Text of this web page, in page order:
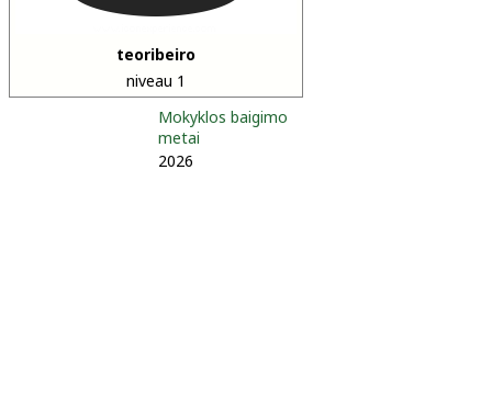
teoribeiro
niveau 1
Mokyklos baigimo
metai
2026